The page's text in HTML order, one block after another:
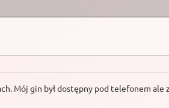
Mój gin był dostępny pod telefonem